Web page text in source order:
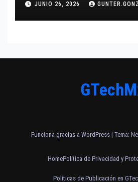
JUNIO 26, 2026
Funciona gracias a WordPress | Tema:
HomePolítica de Privacidad y
Políticas de Publicación en